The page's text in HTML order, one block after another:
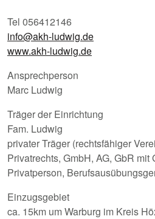
Tel 056412146
info@akh-ludwig.de
www.akh-ludwig.de
Ansprechperson
Marc Ludwig
Träger der Einrichtung
Fam. Ludwig
privater Träger (rechtsfähiger
Privatrechts, GmbH, AG, GbR mit
Privatperson,
Einzugsgebiet
ca. 15km um Warburg im Kreis